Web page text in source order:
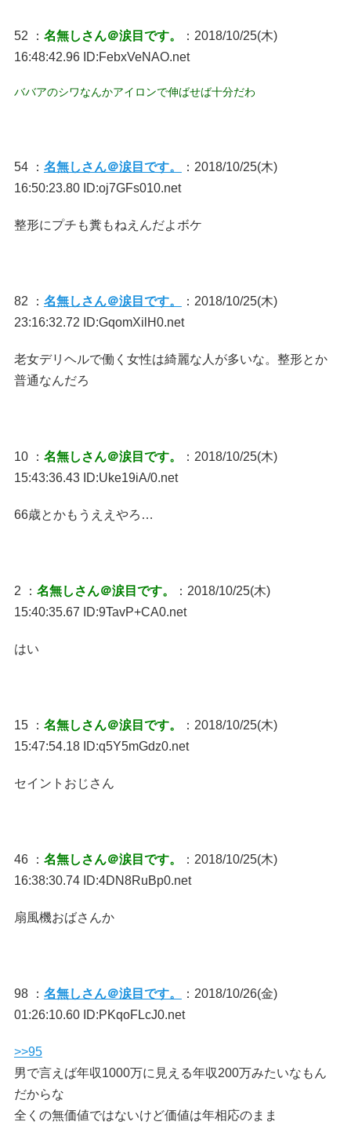
52 ： 名無しさん＠涙目です。
：2018/10/25(木)
16:48:42.96 ID:FebxVeNAO.net
ババアのシワなんかアイロンで伸ばせば十分だわ
54 ： 名無しさん＠涙目です。
：2018/10/25(木)
16:50:23.80 ID:oj7GFs010.net
整形にプチも糞もねえんだよボケ
82 ： 名無しさん＠涙目です。
：2018/10/25(木)
23:16:32.72 ID:GqomXilH0.net
老女デリヘルで働く女性は綺麗な人が多いな。整形とか
普通なんだろ
10 ： 名無しさん＠涙目です。
：2018/10/25(木)
15:43:36.43 ID:Uke19iA/0.net
66歳とかもうええやろ…
2 ： 名無しさん＠涙目です。
：2018/10/25(木)
15:40:35.67 ID:9TavP+CA0.net
はい
15 ： 名無しさん＠涙目です。
：2018/10/25(木)
15:47:54.18 ID:q5Y5mGdz0.net
セイントおじさん
46 ： 名無しさん＠涙目です。
：2018/10/25(木)
16:38:30.74 ID:4DN8RuBp0.net
扇風機おばさんか
98 ： 名無しさん＠涙目です。
：2018/10/26(金)
01:26:10.60 ID:PKqoFLcJ0.net
>>95
男で言えば年収1000万に見える年収200万みたいなもん
だからな
全くの無価値ではないけど価値は年相応のまま